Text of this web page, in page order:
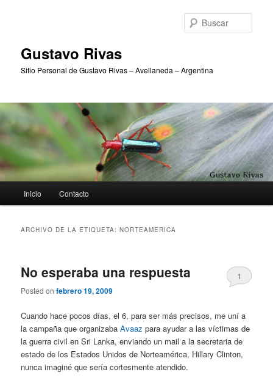
Gustavo Rivas
Sitio Personal de Gustavo Rivas – Avellaneda – Argentina
principal
Inicio Contacto
ARCHIVO DE LA ETIQUETA:NORTEAMERICA
No esperaba una respuesta
Posted onfebrero 19, 2009
1
Cuando hace pocos días, el 6, para ser más precisos, me uní a
la campaña que organizabaAvaaz para ayudar a las víctimas de
la guerra civil en Sri Lanka, enviando un mail a la secretaria de
estado de los Estados Unidos de Norteamérica, Hillary Clinton,
nunca imaginé que sería cortesmente atendido.